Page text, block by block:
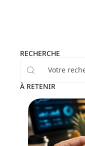
RECHERCHE
À RETENIR